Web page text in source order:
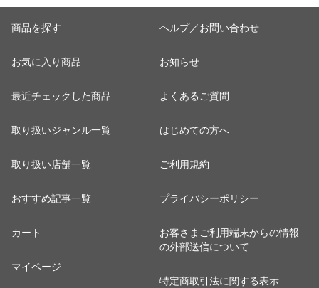
商品を探す
お気に入り商品
最近チェックした商品
取り扱いジャンル一覧
取り扱い店舗一覧
おすすめ記事一覧
カート
マイページ
ヘルプ／お問い合わせ
お知らせ
よくあるご質問
はじめての方へ
ご利用規約
プライバシーポリシー
お客さまご利用端末からの情報
の外部送信について
特定商取引法に関する表示